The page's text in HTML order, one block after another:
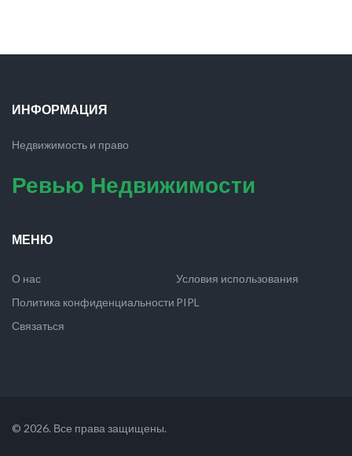
ИНФОРМАЦИЯ
Недвижимость и право
Ревью Недвижимости
МЕНЮ
О нас
Условия использования
Политика конфиденциальности PIPL
Связаться
© 2026. Все права защищены.